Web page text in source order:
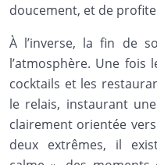
doucement, et de
À l’inverse, la fin de
l’atmosphère. Une fois
cocktails et les
le relais, instaurant
clairement orientée
deux extrêmes, il